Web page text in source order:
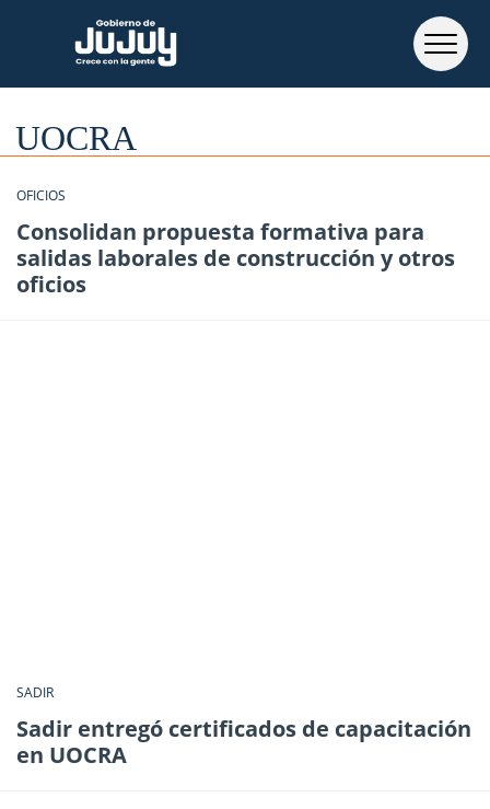
UOCRA
OFICIOS
Consolidan propuesta formativa para
salidas laborales de construcción y otros
oficios
SADIR
Sadir entregó certificados de capacitación
en UOCRA